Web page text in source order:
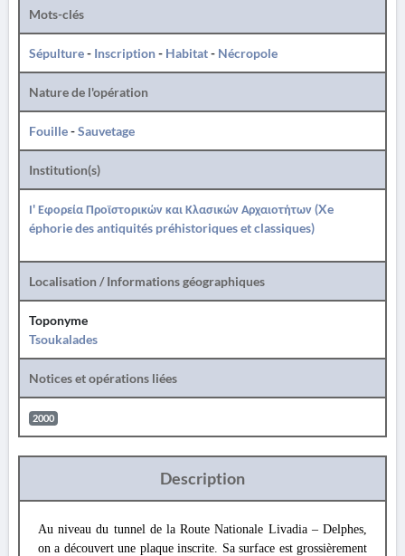
Mots-clés
Sépulture- Inscription- Habitat- Nécropole
Nature de l'opération
Fouille-Sauvetage
Institution(s)
Ι' Εφορεία Προϊστορικών και Κλασικών Αρχαιοτήτων (Xe
éphorie des antiquités préhistoriques et classiques)
Localisation / Informations géographiques
Toponyme
Tsoukalades
Notices et opérations liées
2000
Description
Au niveau du tunnel de la Route Nationale Livadia – Delphes,
on a découvert une plaque inscrite. Sa surface est grossièrement